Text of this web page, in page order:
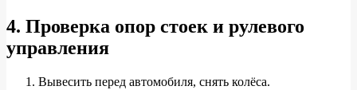
4. Проверка опор стоек и рулевого
управления
Вывесить перед автомобиля, снять колёса.